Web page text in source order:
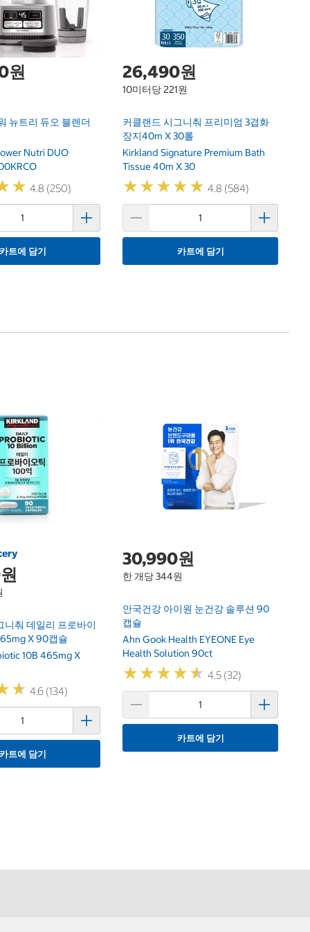
원
뉴트리 듀오 블렌더
Nutri DUO
★
★ 4.8 (250)
트에 담기
26,490원
10미터당 221원
커클랜드 시그니춰 프리미엄 3겹화
장지40m X 30롤
Kirkland Signature Premium Bath
Tissue 40m X 30
★★★★★
★★★★★ 4.8 (584)
카트에 담기
니춰 데일리 프로바이
X 90캡슐
10B 465mg X
★
★ 4.6 (134)
트에 담기
30,990원
한 개당 344원
안국건강 아이원 눈건강 솔루션 90
캡슐
Ahn Gook Health EYEONE Eye
Health Solution 90ct
★★★★★
★★★★★ 4.5 (32)
카트에 담기